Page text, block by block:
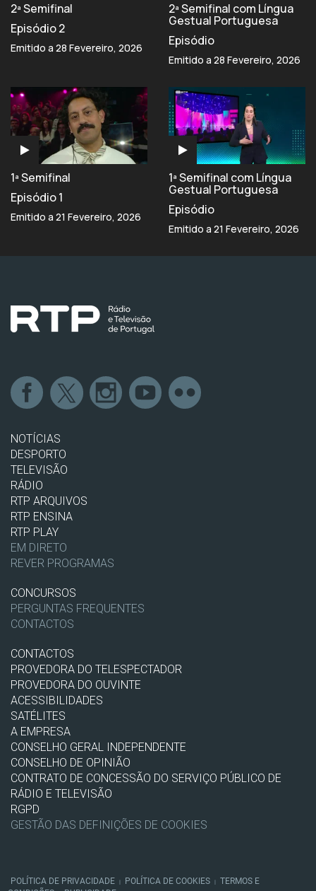
2ª Semifinal
Episódio 2
Emitido a 28 Fevereiro, 2026
2ª Semifinal com Língua
Gestual Portuguesa
Episódio
Emitido a 28 Fevereiro, 2026
1ª Semifinal
Episódio 1
Emitido a 21 Fevereiro, 2026
1ª Semifinal com Língua
Gestual Portuguesa
Episódio
Emitido a 21 Fevereiro, 2026
NOTÍCIAS
DESPORTO
TELEVISÃO
RÁDIO
RTP ARQUIVOS
RTP ENSINA
RTP PLAY
EM DIRETO
REVER PROGRAMAS
CONCURSOS
PERGUNTAS FREQUENTES
CONTACTOS
CONTACTOS
PROVEDORA DO TELESPECTADOR
PROVEDORA DO OUVINTE
ACESSIBILIDADES
SATÉLITES
A EMPRESA
CONSELHO GERAL INDEPENDENTE
CONSELHO DE OPINIÃO
CONTRATO DE CONCESSÃO DO SERVIÇO PÚBLICO DE
RÁDIO E TELEVISÃO
RGPD
GESTÃO DAS DEFINIÇÕES DE COOKIES
POLÍTICA DE PRIVACIDADE POLÍTICA DE COOKIES
TERMOS E